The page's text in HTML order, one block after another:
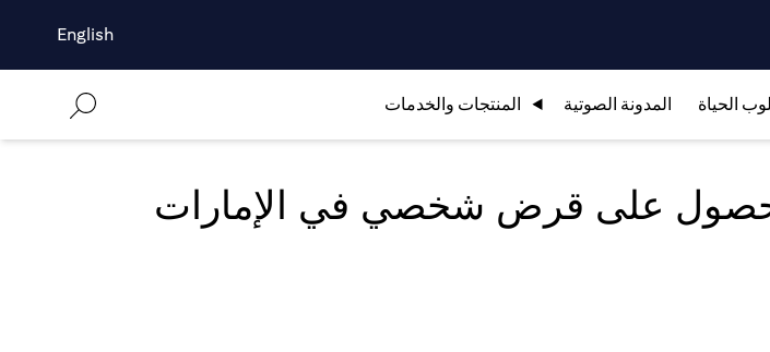
English
الحياة المدونة الصوتية المنتجات والخدمات
على قرض شخصي في الإمارات